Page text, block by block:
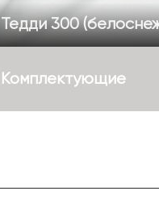
Тедди 300
Комплектующие